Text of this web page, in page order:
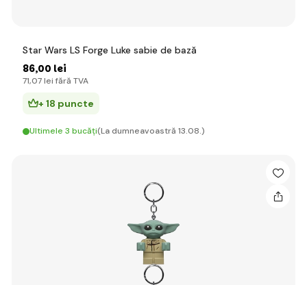
Star Wars LS Forge Luke sabie de bază
86,00 lei
71,07 lei fără TVA
+ 18 puncte
Ultimele 3 bucăți(La dumneavoastră 13.08.)